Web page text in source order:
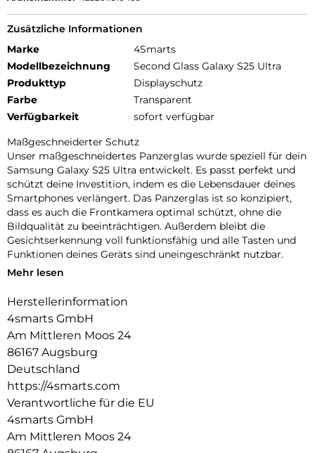
Zusätzliche Informationen
Marke
4Smarts
Modellbezeichnung
Second Glass Galaxy S25 Ultra
Produkttyp
Displayschutz
Farbe
Transparent
Verfügbarkeit
sofort verfügbar
Maßgeschneiderter Schutz
Unser maßgeschneidertes Panzerglas wurde speziell für dein
Samsung Galaxy S25 Ultra entwickelt. Es passt perfekt und
schützt deine Investition, indem es die Lebensdauer deines
Smartphones verlängert. Das Panzerglas ist so konzipiert,
dass es auch die Frontkamera optimal schützt, ohne die
Bildqualität zu beeinträchtigen. Außerdem bleibt die
Gesichtserkennung voll funktionsfähig und alle Tasten und
Funktionen deines Geräts sind uneingeschränkt nutzbar.
Einfache Montage
einfacher zu montieren als eine Panzerfolie. Mit dem
mitgelieferten Reinigungsset lässt sich das Schutzglas
staubfrei anbringen. Und wenn es Zeit ist, das Glas
auszutauschen, ist das genauso einfach. Mit unserem Second
Glass erhalten Sie einen effektiven und benutzerfreundlichen
Displayschutz für Ihr mobiles Gerät.
Kristallklare Qualität
Der Displayschutz bietet nicht nur optimalen Schutz für dein
Nutzung des Touchscreens. Trotz seiner Robustheit bleibt
Mehr lesen
Herstellerinformation
4smarts GmbH
Am Mittleren Moos 24
86167 Augsburg
Deutschland
https://4smarts.com
Verantwortliche für die EU
4smarts GmbH
Am Mittleren Moos 24